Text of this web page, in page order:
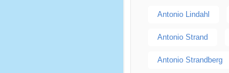
Antonio Lindahl
Antonio Strand
Antonio Strandberg